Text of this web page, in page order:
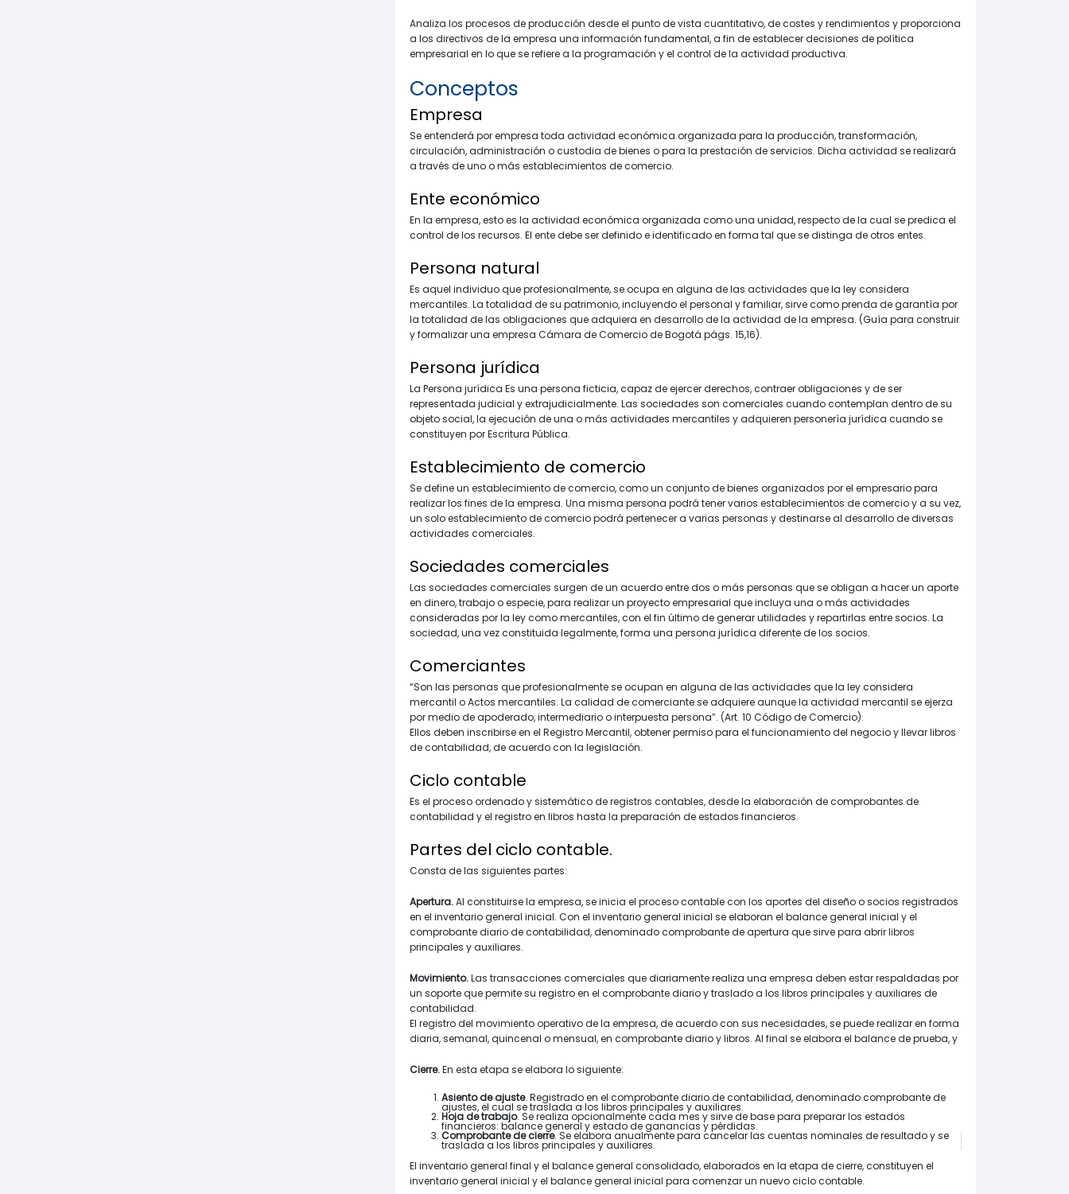
Analiza los procesos de producción desde el punto de vista cuantitativo, de costes y rendimientos y proporciona
a los directivos de la empresa una información fundamental, a fin de establecer decisiones de política
empresarial en lo que se refiere a la programación y el control de la actividad productiva.
Conceptos
Empresa
Se entenderá por empresa toda actividad económica organizada para la producción, transformación,
circulación, administración o custodia de bienes o para la prestación de servicios. Dicha actividad se realizará
a través de uno o más establecimientos de comercio.
Ente económico
En la empresa, esto es la actividad económica organizada como una unidad, respecto de la cual se predica el
control de los recursos. El ente debe ser definido e identificado en forma tal que se distinga de otros entes.
Persona natural
Es aquel individuo que profesionalmente, se ocupa en alguna de las actividades que la ley considera
mercantiles. La totalidad de su patrimonio, incluyendo el personal y familiar, sirve como prenda de garantía por
la totalidad de las obligaciones que adquiera en desarrollo de la actividad de la empresa. (Guía para construir
y formalizar una empresa Cámara de Comercio de Bogotá págs. 15,16).
Persona jurídica
La Persona jurídica Es una persona ficticia, capaz de ejercer derechos, contraer obligaciones y de ser
representada judicial y extrajudicialmente. Las sociedades son comerciales cuando contemplan dentro de su
objeto social, la ejecución de una o más actividades mercantiles y adquieren personería jurídica cuando se
constituyen por Escritura Pública.
Establecimiento de comercio
Se define un establecimiento de comercio, como un conjunto de bienes organizados por el empresario para
realizar los fines de la empresa. Una misma persona podrá tener varios establecimientos de comercio y a su vez,
un solo establecimiento de comercio podrá pertenecer a varias personas y destinarse al desarrollo de diversas
actividades comerciales.
Sociedades comerciales
Las sociedades comerciales surgen de un acuerdo entre dos o más personas que se obligan a hacer un aporte
en dinero, trabajo o especie, para realizar un proyecto empresarial que incluya una o más actividades
consideradas por la ley como mercantiles, con el fin último de generar utilidades y repartirlas entre socios. La
sociedad, una vez constituida legalmente, forma una persona jurídica diferente de los socios.
Comerciantes
“Son las personas que profesionalmente se ocupan en alguna de las actividades que la ley considera
mercantil o Actos mercantiles. La calidad de comerciante se adquiere aunque la actividad mercantil se ejerza
por medio de apoderado, intermediario o interpuesta persona”. (Art. 10 Código de Comercio).
Ellos deben inscribirse en el Registro Mercantil, obtener permiso para el funcionamiento del negocio y llevar libros
de contabilidad, de acuerdo con la legislación.
Ciclo contable
Es el proceso ordenado y sistemático de registros contables, desde la elaboración de comprobantes de
contabilidad y el registro en libros hasta la preparación de estados financieros.
Partes del ciclo contable.
Consta de las siguientes partes:
Apertura.Al constituirse la empresa, se inicia el proceso contable con los aportes del diseño o socios registrados
en el inventario general inicial. Con el inventario general inicial se elaboran el balance general inicial y el
comprobante diario de contabilidad, denominado comprobante de apertura que sirve para abrir libros
principales y auxiliares.
Movimiento.Las transacciones comerciales que diariamente realiza una empresa deben estar respaldadas por
un soporte que permite su registro en el comprobante diario y traslado a los libros principales y auxiliares de
contabilidad.
El registro del movimiento operativo de la empresa, de acuerdo con sus necesidades, se puede realizar en forma
diaria, semanal, quincenal o mensual, en comprobante diario y libros. Al final se elabora el balance de prueba, y
Cierre.En esta etapa se elabora lo siguiente:
Asiento de ajuste. Registrado en el comprobante diario de contabilidad, denominado comprobante de
ajustes, el cual se traslada a los libros principales y auxiliares.
Hoja de trabajo. Se realiza opcionalmente cada mes y sirve de base para preparar los estados
financieros: balance general y estado de ganancias y pérdidas.
Comprobante de cierre. Se elabora anualmente para cancelar las cuentas nominales de resultado y se
traslada a los libros principales y auxiliares.
El inventario general final y el balance general consolidado, elaborados en la etapa de cierre, constituyen el
inventario general inicial y el balance general inicial para comenzar un nuevo ciclo contable.